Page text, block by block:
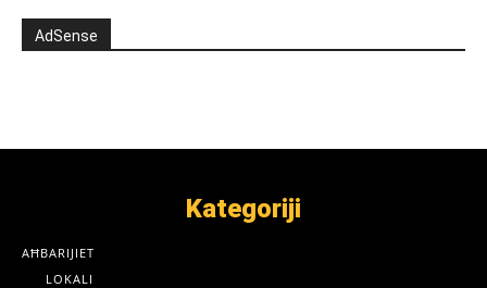
AdSense
Kategoriji
AĦBARIJIET
LOKALI